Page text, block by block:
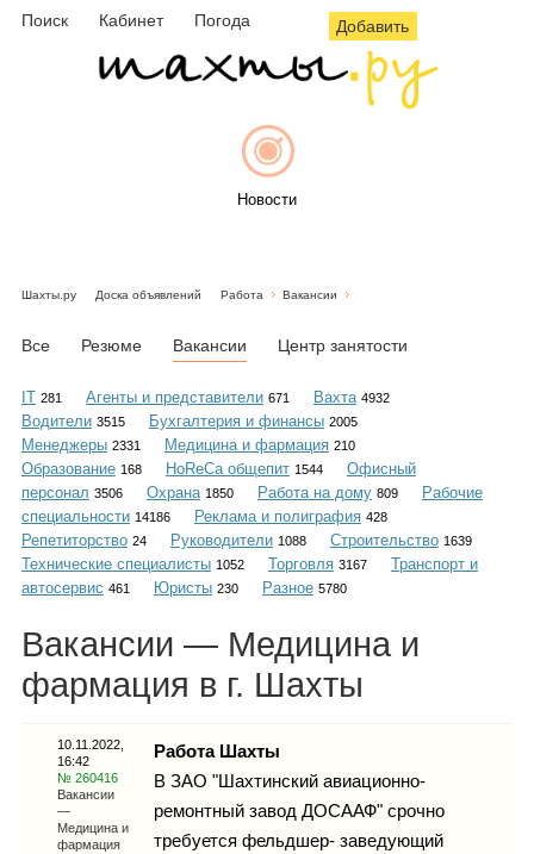
Поиск Кабинет Погода Добавить
Новости
Объявления
Каталог
Инфо
Шахты.ру Доска объявлений Работа Вакансии
Все Резюме Вакансии Центр занятости
IT 281 Агенты и представители 671 Вахта 4932
Водители 3515 Бухгалтерия и финансы 2005
Менеджеры 2331 Медицина и фармация 210
Образование 168 HoReCa общепит 1544
Офисный
персонал 3506 Охрана 1850 Работа на дому 809
Рабочие
специальности 14186 Реклама и полиграфия 428
Репетиторство 24 Руководители 1088 Строительство 1639
Технические специалисты 1052 Торговля 3167
Транспорт и
автосервис 461 Юристы 230 Разное 5780
Вакансии — Медицина и
фармация в г. Шахты
10.11.2022,
16:42
№ 260416
Вакансии
—
Медицина и
фармация
Работа Шахты
В ЗАО "Шахтинский авиационно-
ремонтный завод ДОСААФ" срочно
требуется фельдшер- заведующий